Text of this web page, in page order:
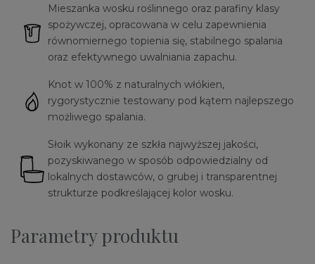
Mieszanka wosku roślinnego oraz parafiny klasy
spożywczej, opracowana w celu zapewnienia
równomiernego topienia się, stabilnego spalania
oraz efektywnego uwalniania zapachu.
Knot w 100% z naturalnych włókien,
rygorystycznie testowany pod kątem najlepszego
możliwego spalania.
Słoik wykonany ze szkła najwyższej jakości,
pozyskiwanego w sposób odpowiedzialny od
lokalnych dostawców, o grubej i transparentnej
strukturze podkreślającej kolor wosku.
Parametry produktu